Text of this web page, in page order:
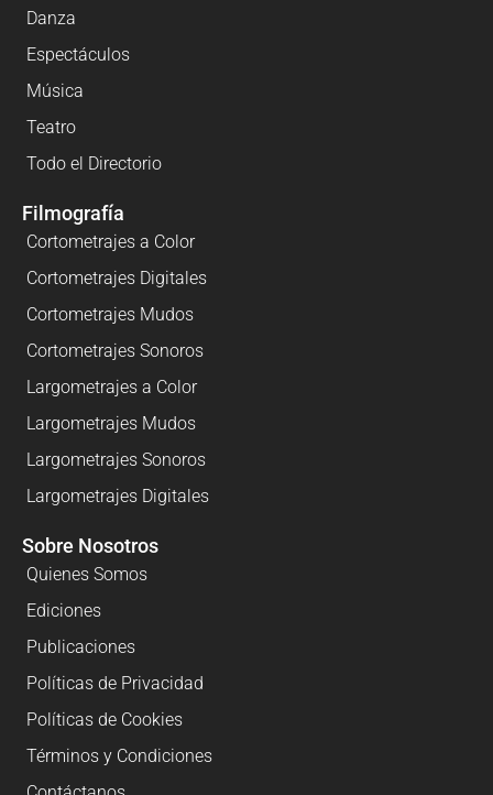
Danza
Espectáculos
Música
Teatro
Todo el Directorio
Filmografía
Cortometrajes a Color
Cortometrajes Digitales
Cortometrajes Mudos
Cortometrajes Sonoros
Largometrajes a Color
Largometrajes Mudos
Largometrajes Sonoros
Largometrajes Digitales
Sobre Nosotros
Quienes Somos
Ediciones
Publicaciones
Políticas de Privacidad
Políticas de Cookies
Términos y Condiciones